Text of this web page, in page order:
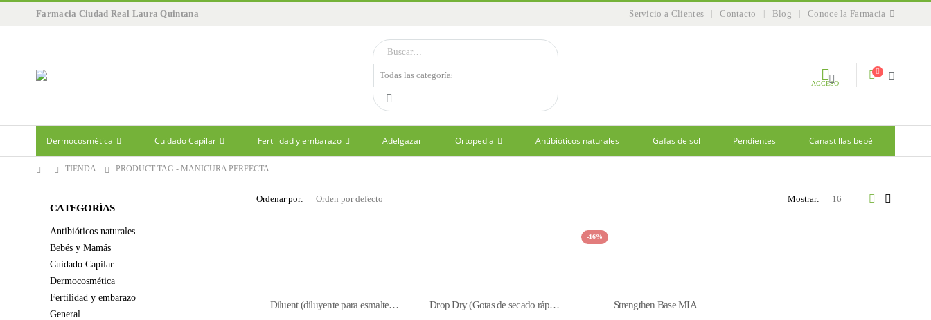
Farmacia Ciudad Real Laura Quintana Servicio a Clientes Contacto Blog Conoce la Farmacia
ACCESO
Dermocosmética Cuidado Capilar Fertilidad y embarazo Adelgazar Ortopedia Antibióticos naturales Gafas de sol Pendientes Canastillas bebé
TIENDA PRODUCT TAG - MANICURA PERFECTA
Ordenar por: Mostrar:
Diluent (diluyente para esmaltes de uñas) Mia Cosmetics Drop Dry (Gotas de secado rápido) Mia Cosmetics
-16%
Strengthen Base MIA
CATEGORÍAS
Antibióticos naturales
Bebés y Mamás
Cuidado Capilar
Dermocosmética
Fertilidad y embarazo
General